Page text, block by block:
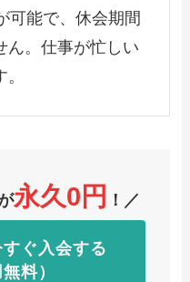
可能で、休会期間
ん。仕事が忙しい
永久0円 ！／
ぐ入会する
料）